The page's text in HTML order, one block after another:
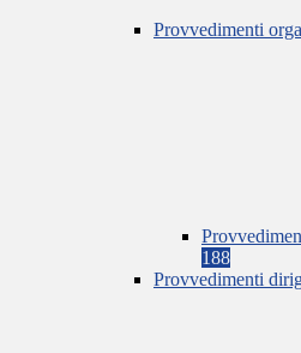
Provvedimenti
188
Provvedimenti